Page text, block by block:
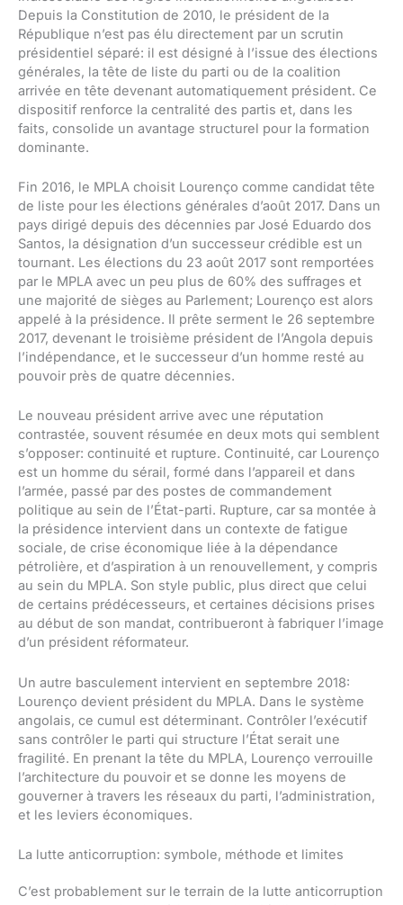
Depuis la Constitution de 2010, le président de la
République n’est pas élu directement par un scrutin
présidentiel séparé: il est désigné à l’issue des élections
générales, la tête de liste du parti ou de la coalition
arrivée en tête devenant automatiquement président. Ce
dispositif renforce la centralité des partis et, dans les
faits, consolide un avantage structurel pour la formation
dominante.
Fin 2016, le MPLA choisit Lourenço comme candidat tête
de liste pour les élections générales d’août 2017. Dans un
pays dirigé depuis des décennies par José Eduardo dos
Santos, la désignation d’un successeur crédible est un
tournant. Les élections du 23 août 2017 sont remportées
par le MPLA avec un peu plus de 60% des suffrages et
une majorité de sièges au Parlement; Lourenço est alors
appelé à la présidence. Il prête serment le 26 septembre
2017, devenant le troisième président de l’Angola depuis
l’indépendance, et le successeur d’un homme resté au
pouvoir près de quatre décennies.
Le nouveau président arrive avec une réputation
contrastée, souvent résumée en deux mots qui semblent
s’opposer: continuité et rupture. Continuité, car Lourenço
est un homme du sérail, formé dans l’appareil et dans
l’armée, passé par des postes de commandement
politique au sein de l’État-parti. Rupture, car sa montée à
la présidence intervient dans un contexte de fatigue
sociale, de crise économique liée à la dépendance
pétrolière, et d’aspiration à un renouvellement, y compris
au sein du MPLA. Son style public, plus direct que celui
de certains prédécesseurs, et certaines décisions prises
au début de son mandat, contribueront à fabriquer l’image
d’un président réformateur.
Un autre basculement intervient en septembre 2018:
Lourenço devient président du MPLA. Dans le système
angolais, ce cumul est déterminant. Contrôler l’exécutif
sans contrôler le parti qui structure l’État serait une
fragilité. En prenant la tête du MPLA, Lourenço verrouille
l’architecture du pouvoir et se donne les moyens de
gouverner à travers les réseaux du parti, l’administration,
et les leviers économiques.
La lutte anticorruption: symbole, méthode et limites
C’est probablement sur le terrain de la lutte anticorruption